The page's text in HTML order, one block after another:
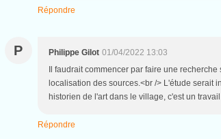
Répondre
P Philippe Gilot 01/04/2022 13:03
Il faudrait commencer par faire une
localisation des sources.<br /> L'étude serait
historien de l'art dans le village, c'est un
Répondre